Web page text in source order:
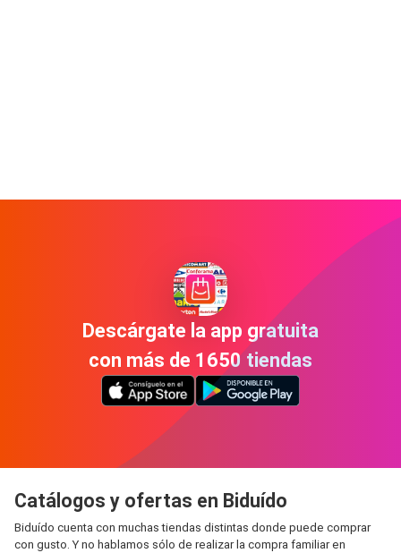
Descárgate la app gratuita
con más de 1650 tiendas
Catálogos y ofertas en Biduído
Biduído cuenta con muchas tiendas distintas donde puede comprar
con gusto. Y no hablamos sólo de realizar la compra familiar en